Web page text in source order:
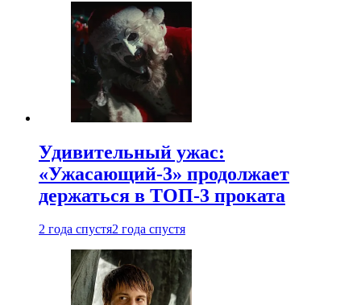
Удивительный ужас:
«Ужасающий-3» продолжает
держаться в ТОП-3 проката
2 года спустя2 года спустя